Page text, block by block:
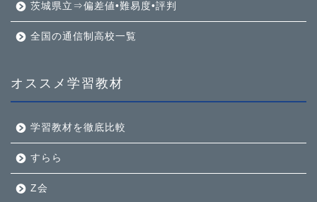
茨城県立⇒偏差値•難易度•評判
全国の通信制高校一覧
オススメ学習教材
学習教材を徹底比較
すらら
Z会